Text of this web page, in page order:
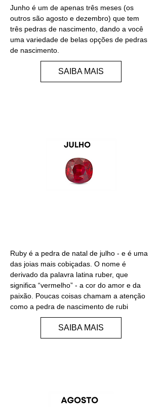
Junho é um de apenas três meses (os
outros são agosto e dezembro) que tem
três pedras de nascimento, dando a você
uma variedade de belas opções de pedras
de nascimento.
SAIBA MAIS
Ruby é a pedra de natal de julho - e é uma
das joias mais cobiçadas. O nome é
derivado da palavra latina ruber, que
significa “vermelho” - a cor do amor e da
paixão. Poucas coisas chamam a atenção
como a pedra de nascimento de rubi
SAIBA MAIS